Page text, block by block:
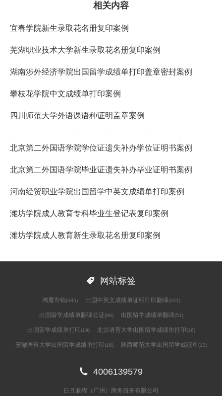
相关内容
宜春学院新生录取花名册复印案例
芜湖职业技术大学新生录取花名册复印案例
湖南涉外经济学院出国留学成绩单打印盖章密封案例
攀枝花学院中文成绩单打印案例
四川师范大学外语课语种证明盖章案例
北京第二外国语学院学位证遗失补办学位证明书案例
北京第二外国语学院毕业证遗失补办毕业证明书案例
河南经贸职业学院出国留学中英文成绩单打印案例
潍坊学院成人教育专科毕业生登记表复印案例
潍坊学院成人教育新生录取花名册复印案例
 网站标签
鸿雁寄锦(585) 出国中英文成绩单证明打印翻译(331)
出国留学成绩单翻译公证(98) 出国留学成绩单翻译(51)
出国留学成绩单打印(19) 北京语言大学出国留学成绩单打印(16)
安徽医科大学出国留学成绩单打印(16) 陕西师范大学出国留学成绩单(13)
 4006139579
日月兼程（广州）商务服务有限公司